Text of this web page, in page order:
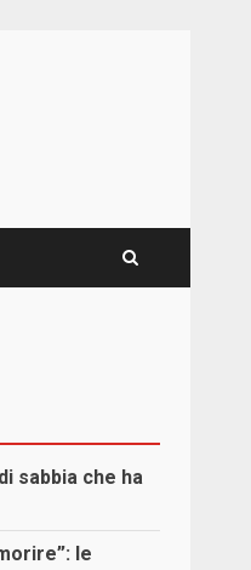
sabbia che ha
le